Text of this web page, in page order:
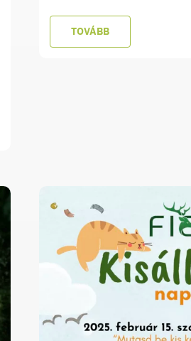
TOVÁBB